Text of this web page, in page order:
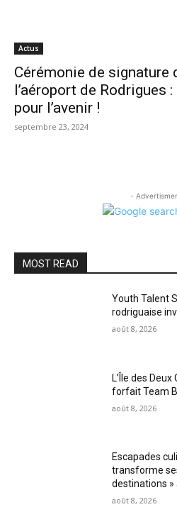
Actus
Cérémonie de signature
l’aéroport de Rodrigues
pour l’avenir !
septembre 23, 2024
-
MOST READ
Youth Talent
rodriguaise
août 8, 2026
L’Île des
forfait Team
août 8, 2026
Escapades
transforme
destinations
août 8, 2026